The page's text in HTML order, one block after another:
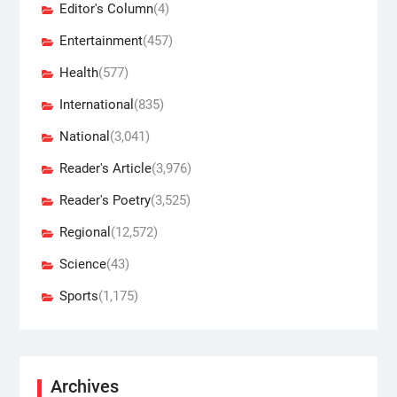
Editor's Column(4)
Entertainment(457)
Health(577)
International (835)
National (3,041)
Reader's Article(3,976)
Reader's Poetry(3,525)
Regional (12,572)
Science(43)
Sports(1,175)
Archives